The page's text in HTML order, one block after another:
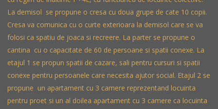
La demisol se propune o cresa cu doua grupe de cate 10 copii.
Cresa va comunica cu o curte exterioara la demisol care se va
folosi ca spatiu de joaca si recreere. La parter se propune o
cantina cu o capacitate de 60 de persoane si spatii conexe. La
etajul 1 se propun spatii de cazare, sali pentru cursuri si spatii
conexe pentru persoanele care necesita ajutor social. Etajul 2 se
propune un apartament cu 3 camere reprezentand locuinta
pentru proet si un al doilea apartament cu 3 camere ca locuinta